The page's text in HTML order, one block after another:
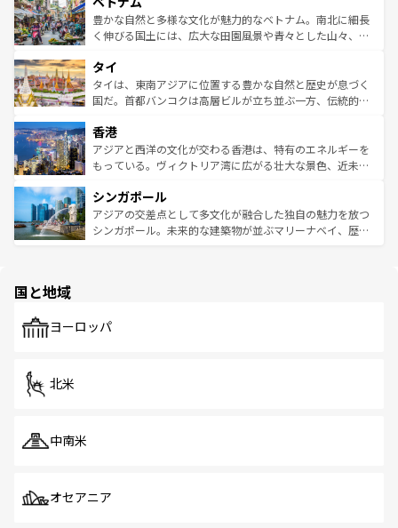
が味わえる。 なお、新着の台湾情報は コンテンツ一覧を参
照してほしい。
できる。そして、キムチや焼肉、絶品のストリートフード
まで、さまざまな韓国料理が待っている。夜には、韓国な
リティに包まれながら、韓国の多彩な魅力を心ゆくまで味
わってみてほしい。 なお、新着の韓国情報はコンテンツ一
覧を参照してほしい。
豊かな自然と多様な文化が魅力的なベトナム。南北に細長
く伸びる国土には、広大な田園風景や青々とした山々、世
急速な発展と共に伝統が息づく。ハノイの古い町並みやホ
ーチミン市のフランス統治時代の建物も、独特の雰囲気を
醸し出している。また、バラエティの豊かさとおいしさで
とつ。フォーやバインミー、ベトナムコーヒーなどは、ぜ
ひ現地で味わいたい。どの地域を訪れてもあたたかい人々
が旅行者を迎えてくれるので、きっと忘れられない旅にな
参照してほしい。
タイ
タイは、東南アジアに位置する豊かな自然と歴史が息づく
国だ。首都バンコクは高層ビルが立ち並ぶ一方、伝統的な
の活気が交差している。北部ではチェンマイなどの山岳地
帯で自然と触れ合い、南部ではプーケットやクラビの美し
いビーチでリゾート気分を楽しむことができる。タイ料理
激する。気候は一年中温暖で、どの季節にも異なる楽しみ
が待っている。親しみやすいタイの人々、仏教を中心とし
た文化、そして多様な観光資源が、訪れる旅人を魅了し続
香港
アジアと西洋の文化が交わる香港は、特有のエネルギーを
もっている。ヴィクトリア湾に広がる壮大な景色、近未来
み、どこを訪れても感動するはず。観光スポットが密集し
ており、効率よく見どころを回れるのも魅力。息をのむよ
うな絶景から文化的な体験まで、香港を存分に楽しみ尽く
シンガポール
アジアの交差点として多文化が融合した独自の魅力を放つ
シンガポール。未来的な建築物が並ぶマリーナベイ、歴史
で、ホーカーズは地元の風情を楽しめる外せないスポット
国と地域
ヨーロッパ
北米
中南米
オセアニア